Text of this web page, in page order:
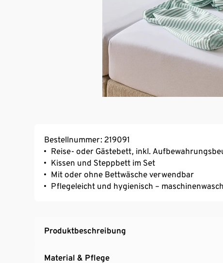
Bestellnummer: 219091
Reise- oder Gästebett, inkl.
Kissen und Steppbett im Set
Mit oder ohne Bettwäsche verwendbar
Pflegeleicht und hygienisch –
Produktbeschreibung
Material & Pflege